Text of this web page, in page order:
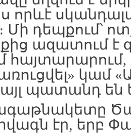
որևէ
Մի դեպքում՝
ազատում է
կամ
պատանդ են
էր, երբ